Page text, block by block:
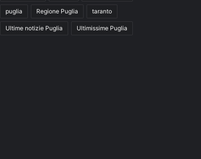
puglia Regione Puglia taranto
Ultime notizie Puglia Ultimissime Puglia